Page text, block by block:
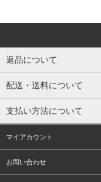
返品について
配送・送料について
支払い方法について
マイアカウント
お問い合わせ